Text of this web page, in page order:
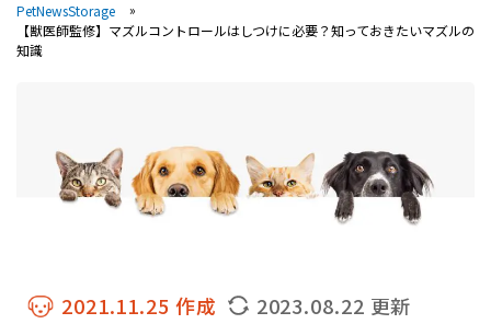
PetNewsStorage
【獣医師監修】マズルコントロールはしつけに必要？知っておきたいマズルの
知識
2021.11.25 作成 2023.08.22 更新